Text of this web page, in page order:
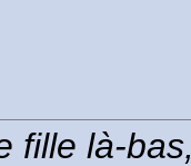
fille là-